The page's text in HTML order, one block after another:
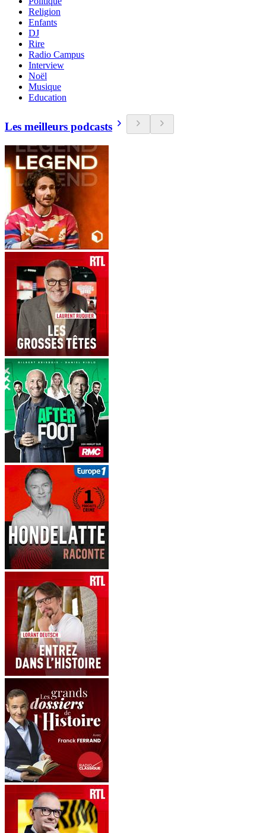
Religion
Enfants
DJ
Rire
Radio Campus
Interview
Noël
Musique
Education
Les meilleurs podcasts